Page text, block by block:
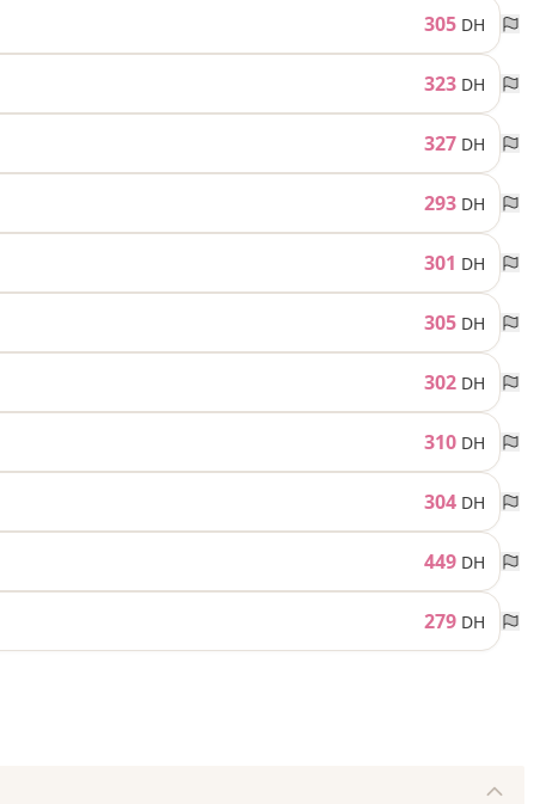
305 DH
323 DH
327 DH
293 DH
301 DH
305 DH
302 DH
310 DH
304 DH
449 DH
279 DH